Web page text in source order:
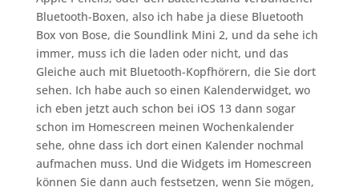
Bluetooth-Boxen, also ich habe ja diese Bluetooth
Box von Bose, die Soundlink Mini 2, und da sehe ich
immer, muss ich die laden oder nicht, und das
Gleiche auch mit Bluetooth-Kopfhörern, die Sie dort
sehen. Ich habe auch so einen Kalenderwidget, wo
ich eben jetzt auch schon bei iOS 13 dann sogar
schon im Homescreen meinen Wochenkalender
sehe, ohne dass ich dort einen Kalender nochmal
aufmachen muss. Und die Widgets im Homescreen
können Sie dann auch festsetzen, wenn Sie mögen,